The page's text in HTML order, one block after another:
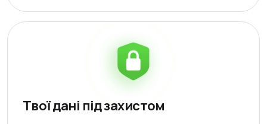
Твої дані під захистом